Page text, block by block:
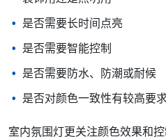
是否需要长时间点亮
是否需要智能控制
是否需要防水、防潮或耐候
是否对颜色一致性有较高要求
室内氛围灯更关注颜色效果和